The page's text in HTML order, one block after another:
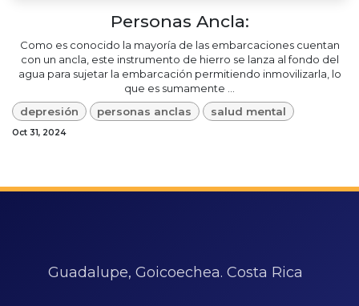
Personas Ancla:
Como es conocido la mayoría de las embarcaciones cuentan
con un ancla, este instrumento de hierro se lanza al fondo del
agua para sujetar la embarcación permitiendo inmovilizarla, lo
que es sumamente ...
depresión
personas anclas salud mental
Oct 31, 2024
Guadalupe, Goicoechea. Costa Rica